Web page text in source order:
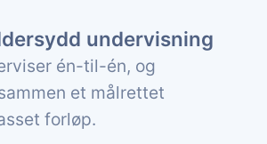
undervisning
én-til-én, og
et målrettet
forløp.